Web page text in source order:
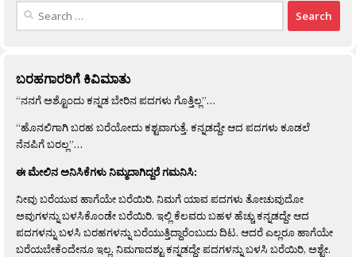
Search
ಬರಹಗಾರರಿಗೆ ಕಿವಿಮಾತು
“ನನಗೆ ಅಶ್ಟೊಂದು ಕನ್ನಡ ಬೇರಿನ ಪದಗಳು ಗೊತ್ತಿಲ್ಲ”…
“ಹೊನಲಿಗಾಗಿ ಬರಹ ಬರೆಯೋದು ಕಶ್ಟವಾಗುತ್ತೆ. ಕನ್ನಡದ್ದೇ ಆದ ಪದಗಳು ಕೂಡಲೆ
ನೆನಪಿಗೆ ಬರಲ್ಲ”…
ಈ ಮೇಲಿನ ಅನಿಸಿಕೆಗಳು ನಿಮ್ಮದಾಗಿದ್ದರೆ ಗಮನಿಸಿ:
ನೀವು ಬರೆಯುವ ಹಾಗೆಯೇ ಬರೆಯಿರಿ. ನಿಮಗೆ ಯಾವ ಪದಗಳು ತೋಚುವುದೋ
ಅವುಗಳನ್ನು ಬಳಸಿಕೊಂಡೇ ಬರೆಯಿರಿ. ಇಲ್ಲಿ ಕೆಲವರು ಬಹಳ ಹೆಚ್ಚು ಕನ್ನಡದ್ದೇ ಆದ
ಪದಗಳನ್ನು ಬಳಸಿ ಬರಹಗಳನ್ನು ಬರೆಯುತ್ತಿದ್ದಾರೆಂಬುದು ದಿಟ. ಆದರೆ ಎಲ್ಲರೂ ಹಾಗೆಯೇ
ಬರೆಯಬೇಕೆಂದೇನೂ ಇಲ್ಲ. ನಿಮಗಾದಶ್ಟು ಕನ್ನಡದ್ದೇ ಪದಗಳನ್ನು ಬಳಸಿ ಬರೆಯಿರಿ, ಅಶ್ಟೇ.